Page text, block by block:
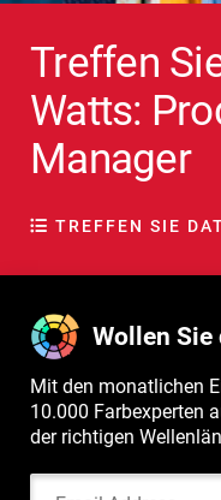
Treffen
Watts:
Manager
TREFFEN SIE
Wollen
Mit den monatlichen
10.000 Farbexperten
der richtigen